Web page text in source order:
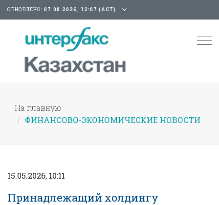
ОБНОВЛЕНО: 07.08.2026, 12:07 (АСТ)
На главную
ФИНАНСОВО-ЭКОНОМИЧЕСКИЕ НОВОСТИ
15.05.2026, 10:11
Принадлежащий холдингу